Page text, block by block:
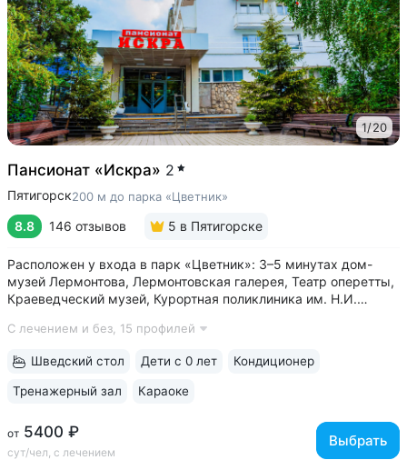
1/20
Пансионат «Искра» 2
Пятигорск200 м до парка «Цветник»
8.8 146 отзывов 5 в Пятигорске
Расположен у входа в парк «Цветник»: 3–5 минутах дом-
музей Лермонтова, Лермонтовская галерея, Театр оперетты,
Краеведческий музей, Курортная поликлиника им. Н.И.
с тремя видами минеральных источников № 2, № 17,
С лечением и без, 15 профилей
от 5400 ₽
сут/чел, с лечением
Выбрать
Шведский стол Дети с 0 лет Кондиционер
Тренажерный зал Караоке